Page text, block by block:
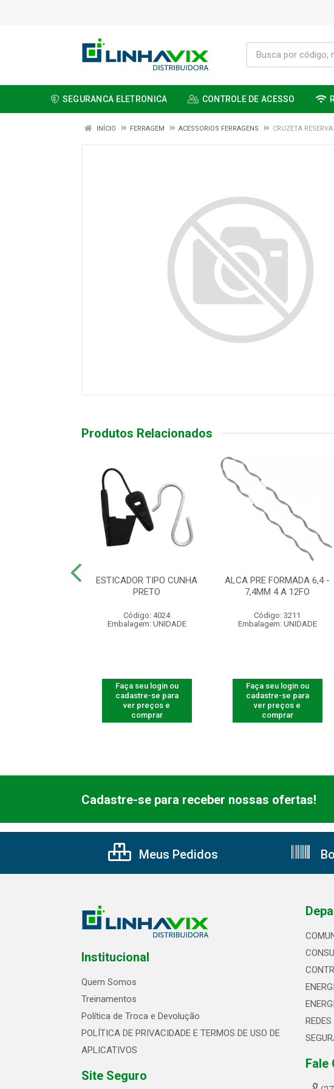
SEGURANCA ELETRONICA CONTROLE DE ACESSO
INÍCIO FERRAGEM ACESSORIOS FERRAGENS CRUZETA
Produtos Relacionados
ESTICADOR TIPO CUNHA
PRETO
Código: 4024
Embalagem: UNIDADE
Faça seu login ou
cadastre-se para
ver preços e
comprar
ALCA PRE FORMADA 6,4 -
7,4MM 4 A 12FO
Código: 3211
Embalagem: UNIDADE
Faça seu login ou
cadastre-se para
ver preços e
comprar
Cadastre-se para receber nossas ofertas!
Meus Pedidos
Institucional
Quem Somos
Treinamentos
Política de Troca e Devolução
POLÍTICA DE PRIVACIDADE E TERMOS DE USO DE
APLICATIVOS
Site Seguro
REDES
Fale